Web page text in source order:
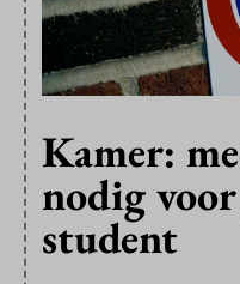
Kamer:
nodig
student